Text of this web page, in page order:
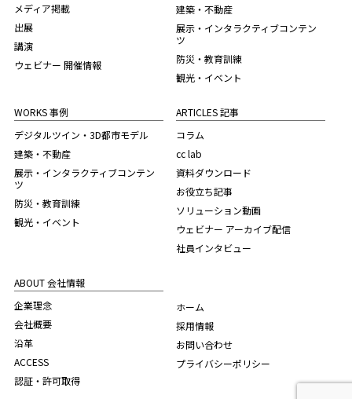
メディア掲載
出展
講演
ウェビナー 開催情報
WORKS 事例
デジタルツイン・3D都市モデル
建築・不動産
展示・インタラクティブコンテン
ツ
防災・教育訓練
観光・イベント
建築・不動産
展示・インタラクティブコンテン
ツ
防災・教育訓練
観光・イベント
ARTICLES 記事
コラム
cc lab
資料ダウンロード
お役立ち記事
ソリューション動画
ウェビナー アーカイブ配信
社員インタビュー
ABOUT 会社情報
企業理念
会社概要
沿革
ACCESS
認証・許可取得
ホーム
採用情報
お問い合わせ
プライバシーポリシー